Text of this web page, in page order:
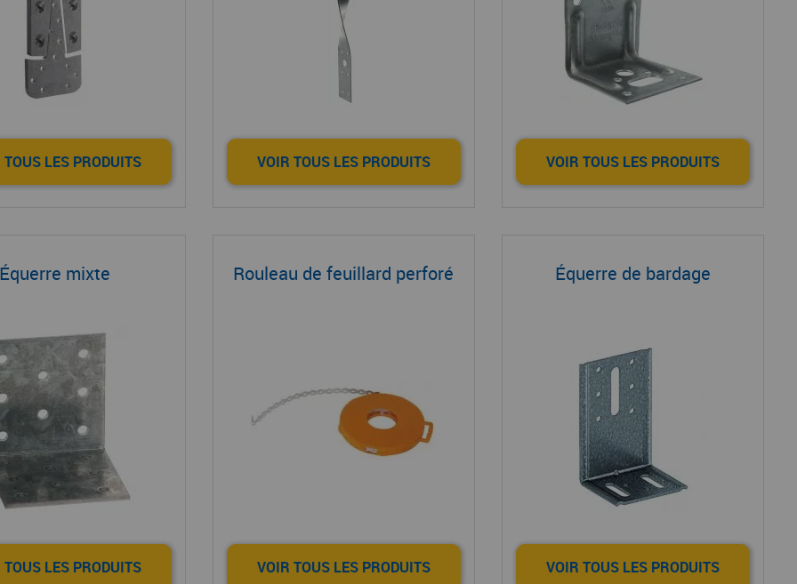
TOUS LES PRODUITS VOIR TOUS LES PRODUITS VOIR TOUS LES PRODUITS
mixte
TOUS LES PRODUITS
Rouleau de feuillard perforé
VOIR TOUS LES PRODUITS
Équerre de bardage
VOIR TOUS LES PRODUITS